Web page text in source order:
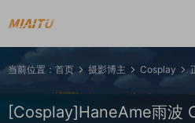
当前位置： 首页 摄影博主 Cosplay
[Cosplay]HaneAme雨波